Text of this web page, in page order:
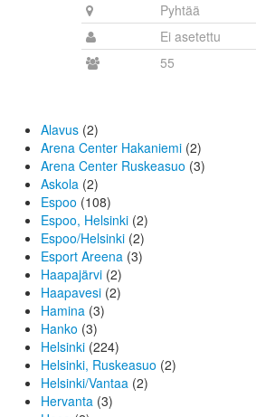
Pyhtää
Ei asetettu
55
Alavus (2)
Arena Center Hakaniemi (2)
Arena Center Ruskeasuo (3)
Askola (2)
Espoo (108)
Espoo, Helsinki (2)
Espoo/Helsinki (2)
Esport Areena (3)
Haapajärvi (2)
Haapavesi (2)
Hamina (3)
Hanko (3)
Helsinki (224)
Helsinki, Ruskeasuo (2)
Helsinki/Vantaa (2)
Hervanta (3)